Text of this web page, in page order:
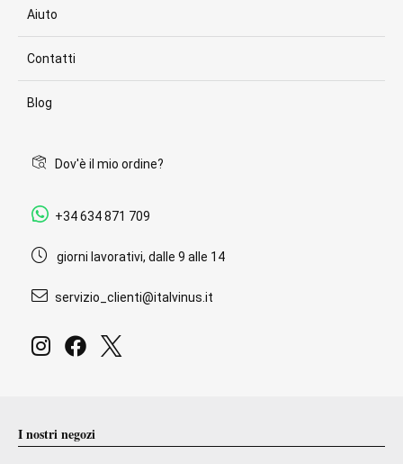
Aiuto
Contatti
Blog
Dov'è il mio ordine?
+34 634 871 709
giorni lavorativi, dalle 9 alle 14
servizio_clienti@italvinus.it
I nostri negozi